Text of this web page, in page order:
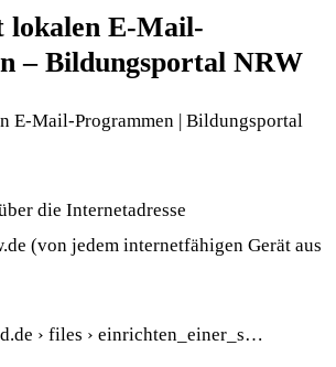
lokalen E-Mail-
– Bildungsportal NRW
E-Mail-Programmen | Bildungsportal
die Internetadresse
(von jedem internetfähigen Gerät aus
› files › einrichten_einer_s…